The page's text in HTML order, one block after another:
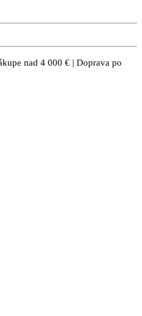
nad 4 000 € | Doprava po